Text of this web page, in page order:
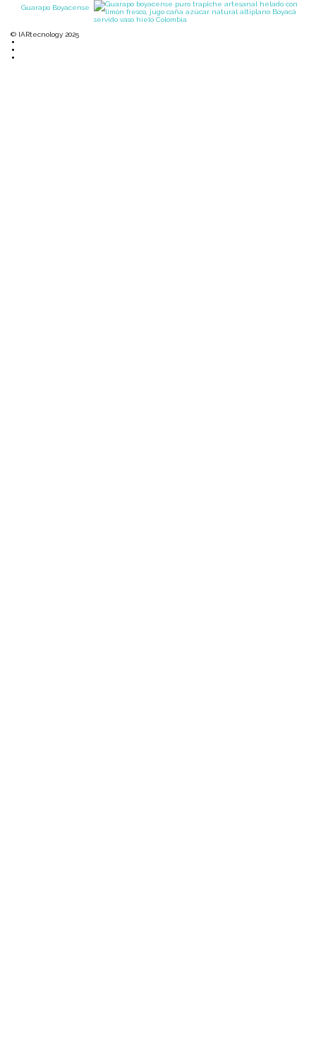
Guarapo Boyacense
© IARtecnology 2025